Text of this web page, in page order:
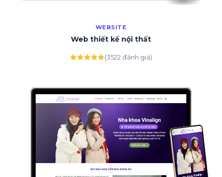
WEBSITE
Web thiết kế nội thất
(3522 đánh giá)